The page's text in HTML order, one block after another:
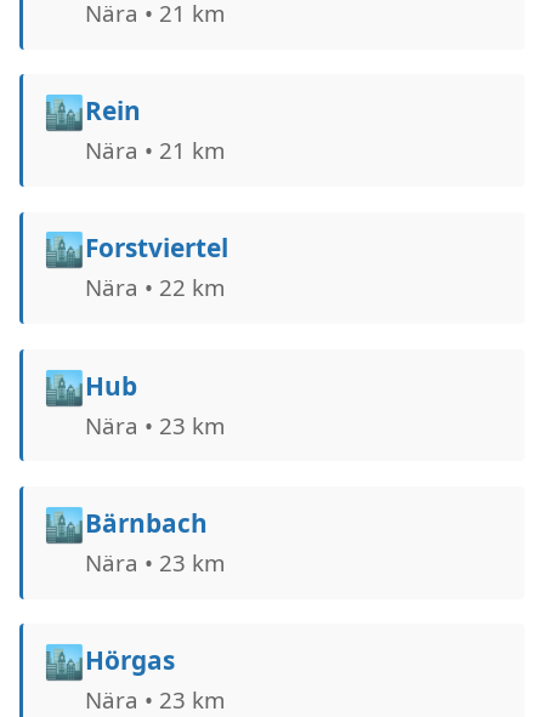
Nära • 21 km
🏙️Rein
Nära • 21 km
🏙️Forstviertel
Nära • 22 km
🏙️Hub
Nära • 23 km
🏙️Bärnbach
Nära • 23 km
🏙️Hörgas
Nära • 23 km